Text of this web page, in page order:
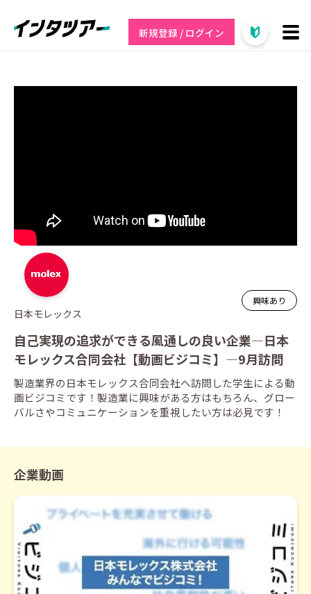
新規登録 / ログイン
興味あり
日本モレックス
自己実現の追求ができる風通しの良い企業―日本
モレックス合同会社【動画ビジコミ】―9月訪問
製造業界の日本モレックス合同会社へ訪問した学生による動
画ビジコミです！製造業に興味がある方はもちろん、グロー
バルさやコミュニケーションを重視したい方は必見です！
企業動画